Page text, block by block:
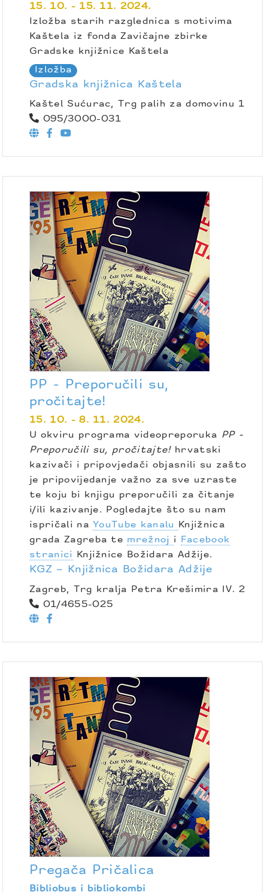
15. 10. - 15. 11. 2024.
Izložba starih razglednica s motivima
Kaštela iz fonda Zavičajne zbirke
Gradske knjižnice Kaštela
Izložba
Gradska knjižnica Kaštela
Kaštel Sućurac, Trg palih za domovinu 1
095/3000-031
PP - Preporučili su,
pročitajte!
15. 10. - 8. 11. 2024.
U okviru programa videopreporuka
PP -
Preporučili su, pročitajte! hrvatski
kazivači i pripovjedači objasnili su zašto
je pripovijedanje važno za sve uzraste
te koju bi knjigu preporučili za čitanje
i/ili kazivanje. Pogledajte što su nam
ispričali na YouTube kanalu Knjižnica
grada Zagreba te mrežnoj i Facebook
stranici Knjižnice Božidara Adžije.
KGZ – Knjižnica Božidara Adžije
Zagreb, Trg kralja Petra Krešimira IV. 2
01/4655-025
Pregača Pričalica
Bibliobus i bibliokombi